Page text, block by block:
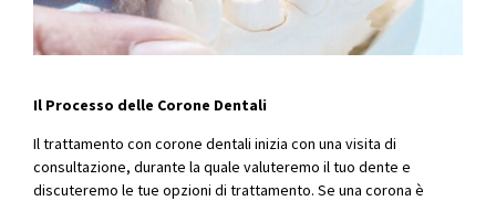
Il Processo delle Corone Dentali
Il trattamento con corone dentali inizia con una visita di
consultazione, durante la quale valuteremo il tuo dente e
discuteremo le tue opzioni di trattamento. Se una corona è